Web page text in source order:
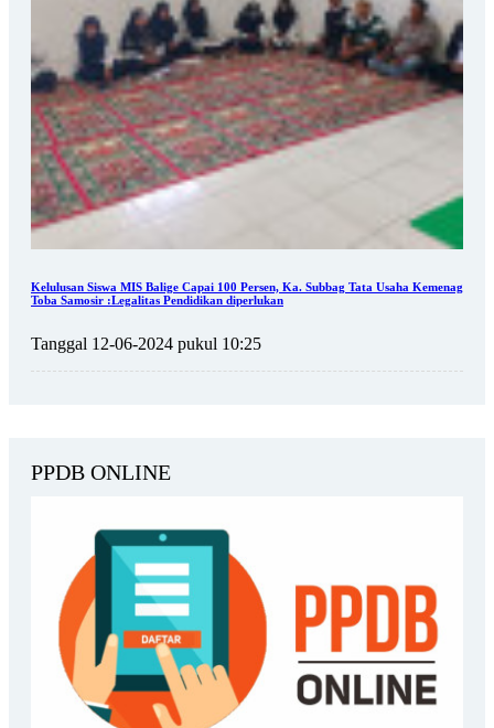
Kelulusan Siswa MIS Balige Capai 100 Persen, Ka. Subbag Tata Usaha Kemenag
Toba Samosir :Legalitas Pendidikan diperlukan
Tanggal 12-06-2024 pukul 10:25
PPDB ONLINE